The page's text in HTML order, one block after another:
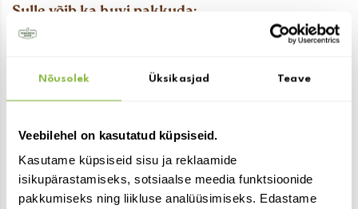
Nõusolek Üksikasjad Teave
Veebilehel on kasutatud küpsiseid.
Kasutame küpsiseid sisu ja reklaamide
isikupärastamiseks, sotsiaalse meedia funktsioonide
pakkumiseks ning liikluse analüüsimiseks. Edastame
Sulle võib ka huvi pakkuda: